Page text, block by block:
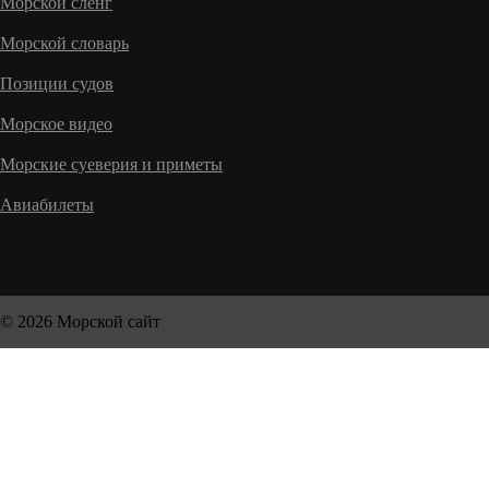
Морской словарь
Позиции судов
Морское видео
Морские суеверия и приметы
Авиабилеты
© 2026 Морской сайт